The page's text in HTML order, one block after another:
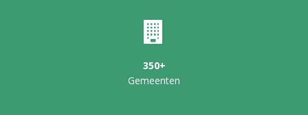
350+
Gemeenten